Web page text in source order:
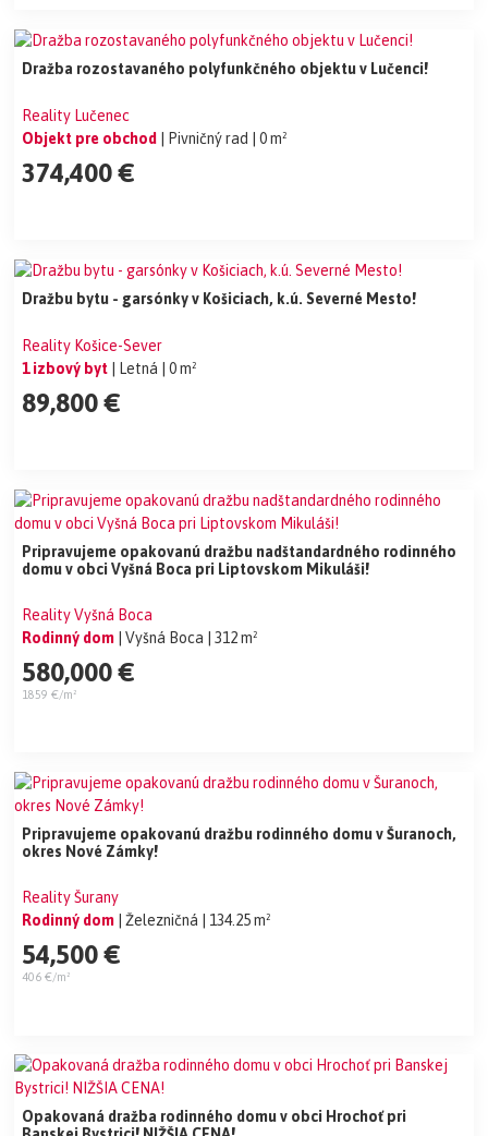
Dražba rozostavaného polyfunkčného objektu v Lučenci!
Reality Lučenec
Objekt pre obchod
| Pivničný rad | 0 m²
374,400 €
Dražbu bytu - garsónky v Košiciach, k.ú. Severné Mesto!
Reality Košice-Sever
1 izbový byt
| Letná | 0 m²
89,800 €
Pripravujeme opakovanú dražbu nadštandardného rodinného
domu v obci Vyšná Boca pri Liptovskom Mikuláši!
Reality Vyšná Boca
Rodinný dom
| Vyšná Boca | 312 m²
580,000 €
1859 €/m²
Pripravujeme opakovanú dražbu rodinného domu v Šuranoch,
okres Nové Zámky!
Reality Šurany
Rodinný dom
| Železničná | 134.25 m²
54,500 €
406 €/m²
Opakovaná dražba rodinného domu v obci Hrochoť pri